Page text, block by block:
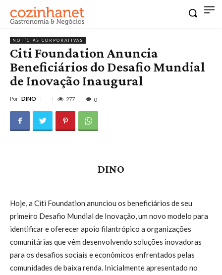
NOTÍCIAS CORPORATIVAS
Citi Foundation Anuncia
Beneficiários do Desafio Mundial
de Inovação Inaugural
Por DINO 277 0
DINO
Hoje, a Citi Foundation anunciou os beneficiários de seu
primeiro Desafio Mundial de Inovação, um novo modelo para
identificar e oferecer apoio filantrópico a organizações
comunitárias que vêm desenvolvendo soluções inovadoras
para os desafios sociais e econômicos enfrentados pelas
comunidades de baixa renda. Inicialmente apresentado no